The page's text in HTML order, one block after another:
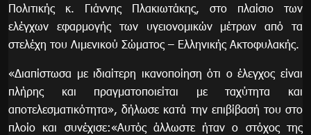
Πολιτικής κ. Γιάννης Πλακιωτάκης, στο πλαίσιο των
ελέγχων εφαρμογής των υγειονομικών μέτρων από τα
στελέχη του Λιμενικού Σώματος – Ελληνικής Ακτοφυλακής.
«Διαπίστωσα με ιδιαίτερη ικανοποίηση ότι ο έλεγχος είναι
πλήρης και πραγματοποιείται με ταχύτητα και
αποτελεσματικότητα», δήλωσε κατά την επιβίβασή του στο
πλοίο και συνέχισε:«Αυτός άλλωστε ήταν ο στόχος της